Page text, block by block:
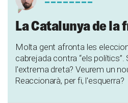
La Catalunya de la
Molta gent afronta les
cabrejada contra “els polítics”.
l'extrema dreta? Veurem un
Reaccionarà, per fi, l'esquerra?